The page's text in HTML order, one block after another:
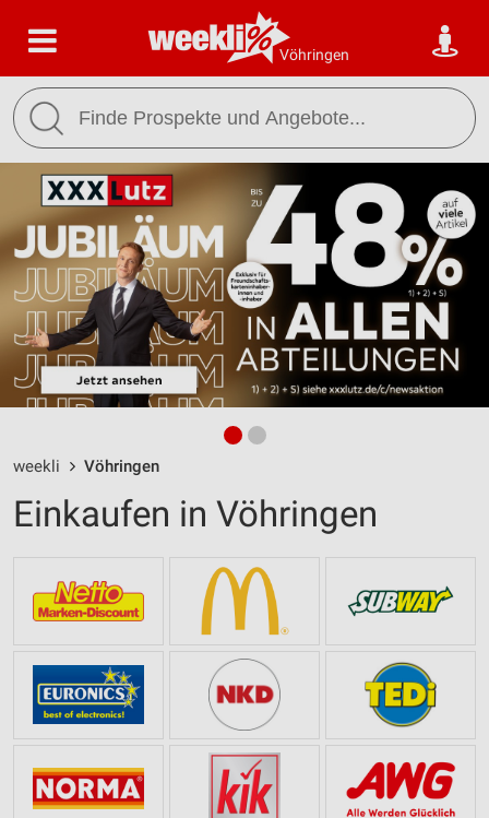
Vöhringen
weekli Vöhringen
Einkaufen in Vöhringen